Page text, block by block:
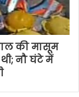
की मासूम
नौ घंटे में